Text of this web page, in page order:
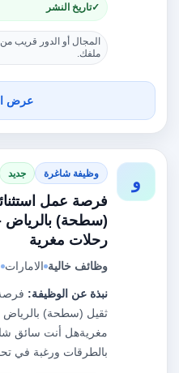
تاريخ النشر
المجال أو الدور قريب من
ملفك.
عرض
و وظيفة شاغرة جديد
فرصة عمل
(سطحة) بالرياض -
رحلات مغرية
وظائف خالية الامارات
نبذة عن الوظيفة:
ثقيل (سطحة) بالرياض
مغريةهل أنت سائق
بالطرقات ورغبة في